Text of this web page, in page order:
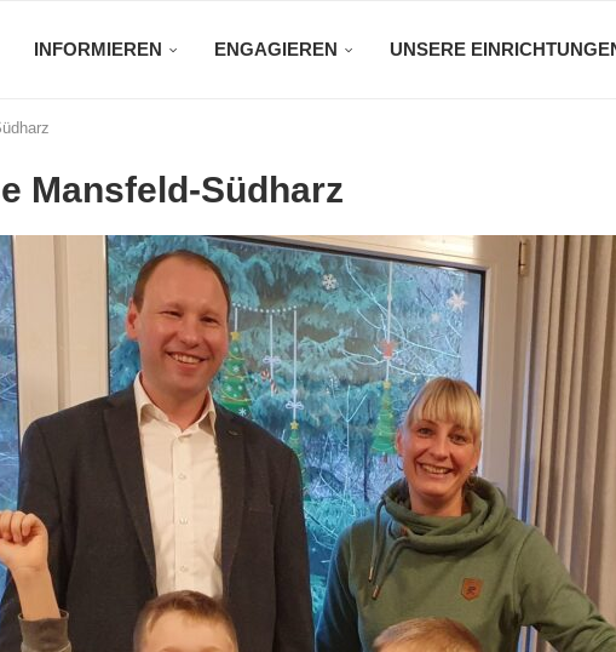
INFORMIEREN ENGAGIEREN UNSERE
Mansfeld-Südharz